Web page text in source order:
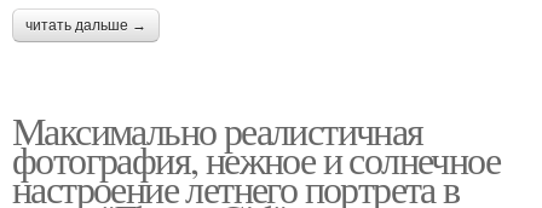
читать дальше →
Максимально реалистичная
фотография, нежное и солнечное
настроение летнего портрета в